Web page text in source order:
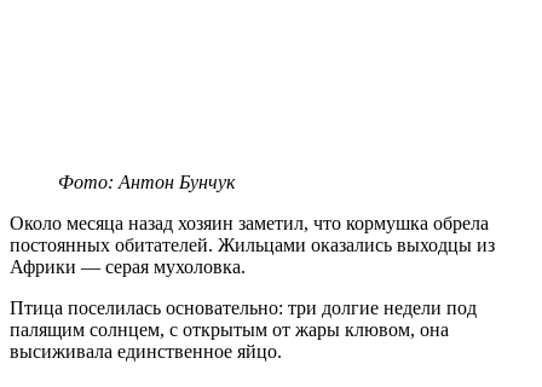
Фото: Антон Бунчук
Около месяца назад хозяин заметил, что кормушка обрела
постоянных обитателей. Жильцами оказались выходцы из
Африки — серая мухоловка.
Птица поселилась основательно: три долгие недели под
палящим солнцем, с открытым от жары клювом, она
высиживала единственное яйцо.